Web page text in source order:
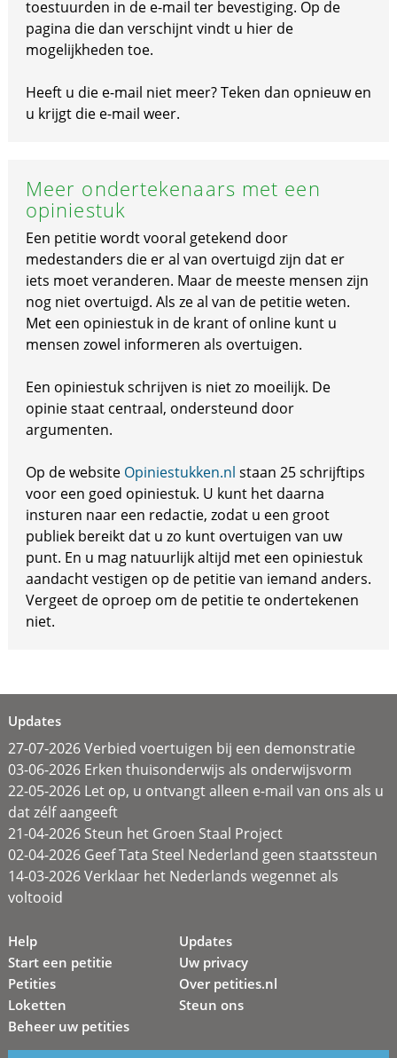
toestuurden in de e-mail ter bevestiging. Op de
pagina die dan verschijnt vindt u hier de
mogelijkheden toe.
Heeft u die e-mail niet meer? Teken dan opnieuw en
u krijgt die e-mail weer.
Meer ondertekenaars met een
opiniestuk
Een petitie wordt vooral getekend door
medestanders die er al van overtuigd zijn dat er
iets moet veranderen. Maar de meeste mensen zijn
nog niet overtuigd. Als ze al van de petitie weten.
Met een opiniestuk in de krant of online kunt u
mensen zowel informeren als overtuigen.
Een opiniestuk schrijven is niet zo moeilijk. De
opinie staat centraal, ondersteund door
argumenten.
Op de website Opiniestukken.nl staan 25 schrijftips
voor een goed opiniestuk. U kunt het daarna
insturen naar een redactie, zodat u een groot
publiek bereikt dat u zo kunt overtuigen van uw
punt. En u mag natuurlijk altijd met een opiniestuk
aandacht vestigen op de petitie van iemand anders.
Vergeet de oproep om de petitie te ondertekenen
niet.
Updates
27-07-2026 Verbied voertuigen bij een demonstratie
03-06-2026 Erken thuisonderwijs als onderwijsvorm
22-05-2026 Let op, u ontvangt alleen e-mail van ons als u
dat zélf aangeeft
21-04-2026 Steun het Groen Staal Project
02-04-2026 Geef Tata Steel Nederland geen staatssteun
14-03-2026 Verklaar het Nederlands wegennet als
voltooid
Help
Start een petitie
Petities
Loketten
Beheer uw petities
Updates
Uw privacy
Over petities.nl
Steun ons